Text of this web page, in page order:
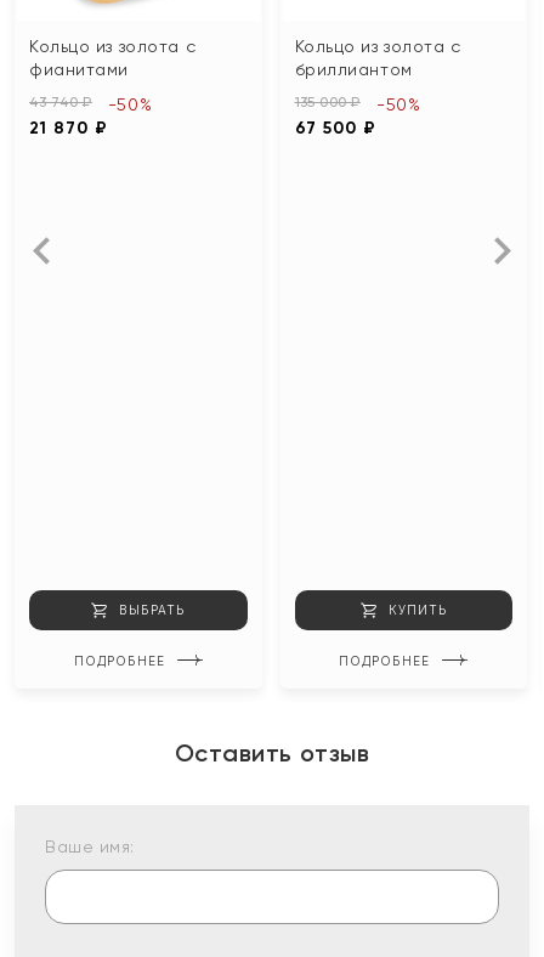
Кольцо из золота с
фианитами
43 740 ₽
21 870 ₽
-50%
ВЫБРАТЬ
ПОДРОБНЕЕ
Кольцо из золота с
бриллиантом
135 000 ₽
67 500 ₽
-50%
КУПИТЬ
ПОДРОБНЕЕ
Оставить отзыв
Ваше имя: